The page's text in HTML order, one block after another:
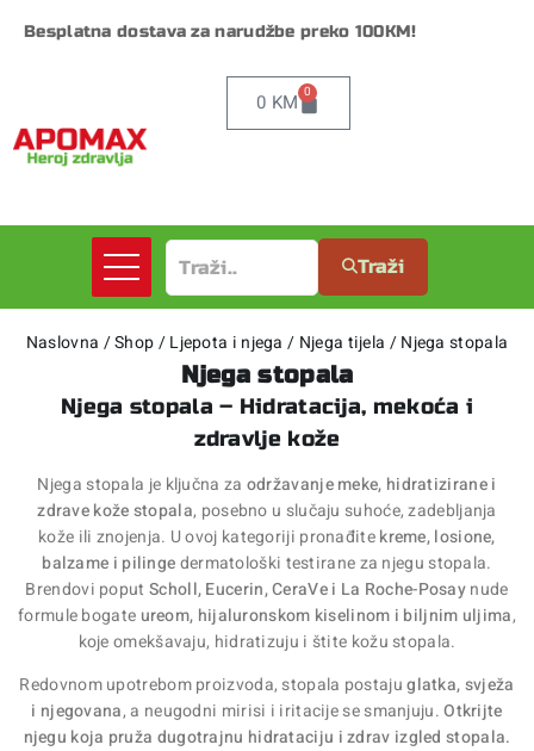
Besplatna dostava za narudžbe preko 100KM!
0 KM 0
Traži
Naslovna /Shop/Ljepota i njega / Njega tijela /Njega stopala
Njega stopala
Njega stopala – Hidratacija, mekoća i
zdravlje kože
Njega stopala je ključna za održavanje meke, hidratizirane i
zdrave kože stopala, posebno u slučaju suhoće, zadebljanja
kože ili znojenja. U ovoj kategoriji pronađitekreme, losione,
balzame i pilingedermatološki testirane za njegu stopala.
Brendovi poput Scholl, Eucerin, CeraVe i La Roche-Posaynude
formule bogate ureom, hijaluronskom kiselinom i biljnim uljima,
koje omekšavaju, hidratizuju i štite kožu stopala.
Redovnom upotrebom proizvoda, stopala postajuglatka, svježa
i njegovana, a neugodni mirisi i iritacije se smanjuju.Otkrijte
njegu koja pruža dugotrajnu hidrataciju i zdrav izgled stopala.